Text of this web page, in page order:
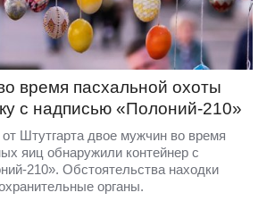
время пасхальной охоты
с надписью «Полоний-210»
Штутгарта двое мужчин во время
яиц обнаружили контейнер с
210». Обстоятельства находки
органы.